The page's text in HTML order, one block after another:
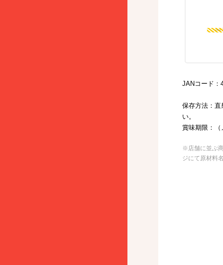
JANコード：
保存方法：
い。
賞味期限：（
※店舗に並ぶ
ジにて原材料